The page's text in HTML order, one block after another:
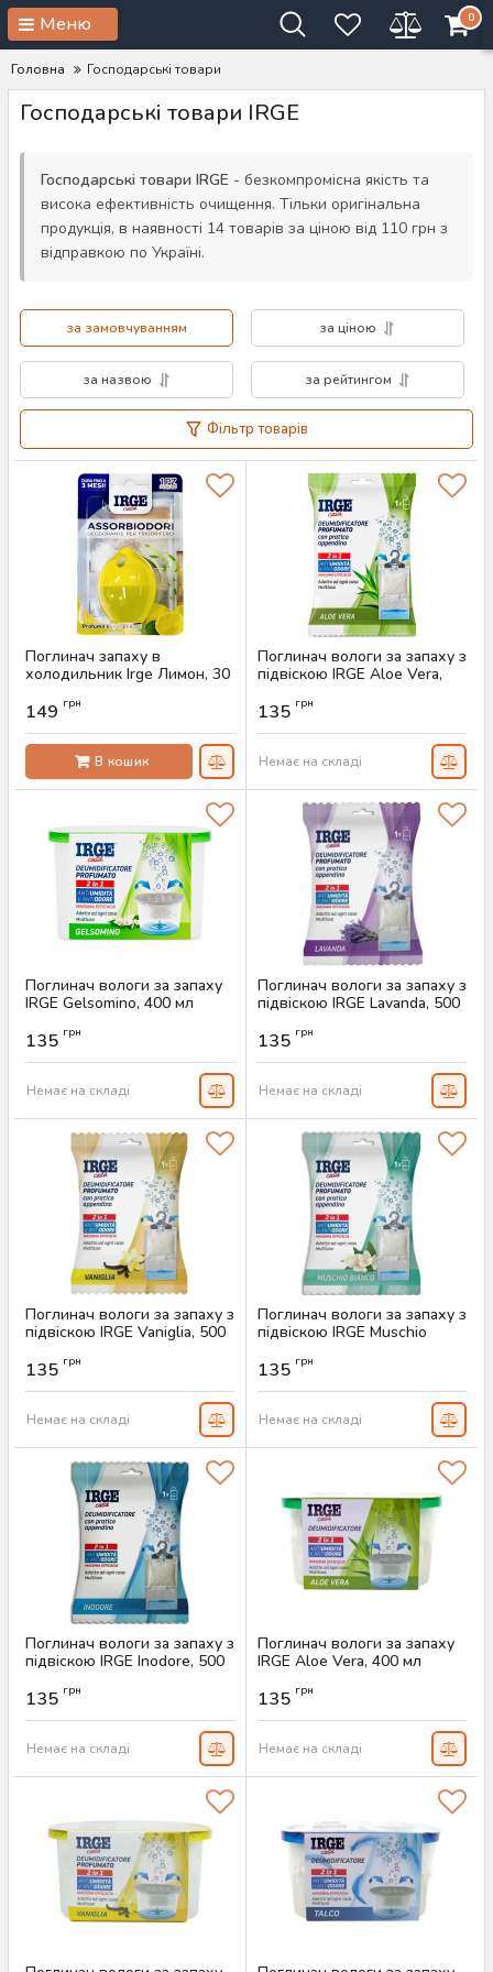
Меню 0
Головна Господарські товари
Господарські товари IRGE
Господарські товари IRGE - безкомпромісна якість та
висока ефективність очищення. Тільки оригінальна
продукція, в наявності 14 товарів за ціною від 110 грн з
відправкою по Україні.
за замовчуванням за ціною
за назвою за рейтингом
Фільтр товарів
Поглинач запаху в
холодильник Irge Лимон, 30
Артикул:
149 грн
В кошик
Поглинач вологи за запаху з
підвіскою IRGE Aloe Vera,
Артикул:
135 грн
Немає на складі
Поглинач вологи за запаху
IRGE Gelsomino, 400 мл
135 грн
Немає на складі
Поглинач вологи за запаху з
підвіскою IRGE Lavanda, 500
Артикул:
135 грн
Немає на складі
Поглинач вологи за запаху з
підвіскою IRGE Vaniglia, 500
Артикул:
135 грн
Немає на складі
Поглинач вологи за запаху з
підвіскою IRGE Muschio
Артикул:
135 грн
Немає на складі
Поглинач вологи за запаху з
підвіскою IRGE Inodore, 500
Артикул:
135 грн
Немає на складі
Поглинач вологи за запаху
IRGE Aloe Vera, 400 мл
135 грн
Немає на складі